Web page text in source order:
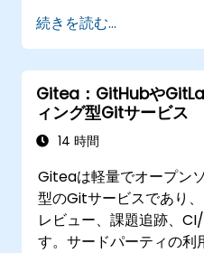
コードや課題、文書
現実的なプロジェ
やリリースフロー、
際に活用できる能力
続きを読む...
Gitea：GitHubや
ィング型Gitサービス
14 時間
Giteaは軽量でオープン
型のGitサービスであり
レビュー、課題追跡、
す。サードパーティの